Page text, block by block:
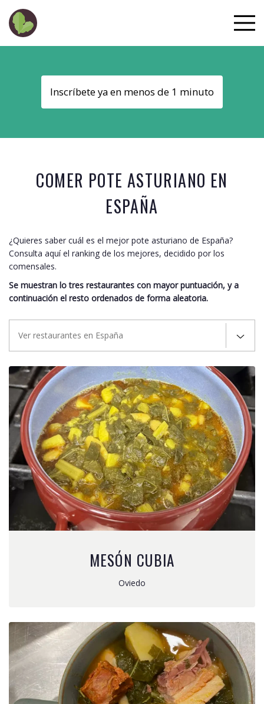
Inscríbete ya en menos de 1 minuto
COMER POTE ASTURIANO EN
ESPAÑA
¿Quieres saber cuál es el mejor pote asturiano de España?
Consulta aquí el ranking de los mejores, decidido por los
comensales.
Se muestran lo tres restaurantes con mayor puntuación, y a
continuación el resto ordenados de forma aleatoria.
Ver restaurantes en España
MESÓN CUBIA
Oviedo